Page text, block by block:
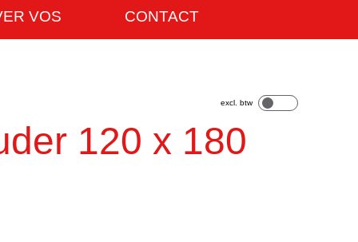
VOS CONTACT
120 x 180